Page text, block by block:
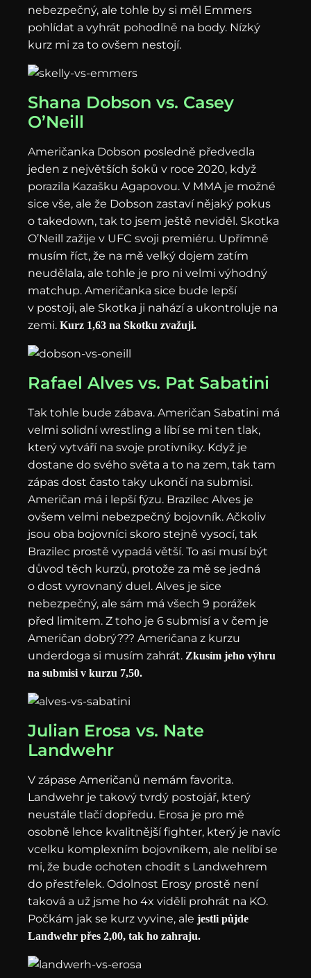
nebezpečný, ale tohle by si měl Emmers
pohlídat a vyhrát pohodlně na body. Nízký
kurz mi za to ovšem nestojí.
Shana Dobson vs. Casey
O’Neill
Američanka Dobson posledně předvedla
jeden z největších šoků v roce 2020, když
porazila Kazašku Agapovou. V MMA je možné
sice vše, ale že Dobson zastaví nějaký pokus
o takedown, tak to jsem ještě neviděl. Skotka
O’Neill zažije v UFC svoji premiéru. Upřímně
musím říct, že na mě velký dojem zatím
neudělala, ale tohle je pro ni velmi výhodný
matchup. Američanka sice bude lepší
v postoji, ale Skotka ji nahází a ukontroluje na
zemi. Kurz 1,63 na Skotku zvažuji.
Rafael Alves vs. Pat Sabatini
Tak tohle bude zábava. Američan Sabatini má
velmi solidní wrestling a líbí se mi ten tlak,
který vytváří na svoje protivníky. Když je
dostane do svého světa a to na zem, tak tam
zápas dost často taky ukončí na submisi.
Američan má i lepší fýzu. Brazilec Alves je
ovšem velmi nebezpečný bojovník. Ačkoliv
jsou oba bojovníci skoro stejně vysocí, tak
Brazilec prostě vypadá větší. To asi musí být
důvod těch kurzů, protože za mě se jedná
o dost vyrovnaný duel. Alves je sice
nebezpečný, ale sám má všech 9 porážek
před limitem. Z toho je 6 submisí a v čem je
Američan dobrý??? Američana z kurzu
underdoga si musím zahrát. Zkusím jeho výhru
na submisi v kurzu 7,50.
Julian Erosa vs. Nate
Landwehr
V zápase Američanů nemám favorita.
Landwehr je takový tvrdý postojář, který
neustále tlačí dopředu. Erosa je pro mě
osobně lehce kvalitnější fighter, který je navíc
vcelku komplexním bojovníkem, ale nelíbí se
mi, že bude ochoten chodit s Landwehrem
do přestřelek. Odolnost Erosy prostě není
taková a už jsme ho 4x viděli prohrát na KO.
Počkám jak se kurz vyvine, ale jestli půjde
Landwehr přes 2,00, tak ho zahraju.